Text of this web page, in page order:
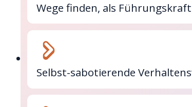
Wege finden, als
Selbst-sabotierende